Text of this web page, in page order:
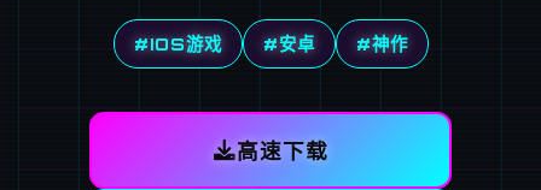
#IOS游戏 #安卓 #神作
高速下载